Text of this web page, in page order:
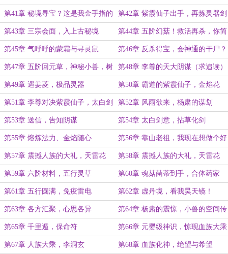
第41章 秘境寻宝？这是我金手指的
强项啊
第42章 紫霞仙子出手，再炼灵器剑
羽
第43章 三宗会面，入上古秘境 第44章 五阶幻菇！救活再杀，你简
直就是魔鬼！
第45章 气呼呼的蒙霜与寻灵鼠 第46章 反杀得宝，会神通的干尸？
第47章 五阶回元草，神秘小兽，树
人族
第48章 李尊的天大阴谋（求追读）
第49章 遇姜菱，极品灵器 第50章 霸道的紫霞仙子，金焰花
第51章 李尊对决紫霞仙子，太白剑
意初显威
第52章 风雨欲来，杨肃的谋划
第53章 送信，告知阴谋 第54章 太白剑意，拈草化剑
第55章 熔炼法力、金焰随心 第56章 靠山老祖，我现在想做个好
人
第57章 震撼人族的大礼，天雷花
（一）
第58章 震撼人族的大礼，天雷花
（二）
第59章 六阶材料，五行灵草 第60章 魂菇菌蒂到手，合体药家
第61章 五行圆满，免疫雷电 第62章 虚丹境，看我昊天镜！
第63章 各方汇聚，心思各异 第64章 杨肃的震惊，小兽的空间传
送
第65章 千里遁，保命符 第66章 元婴级神识，惊现血族大乘
第67章 人族大乘，李洞玄 第68章 血族化神，绝望与希望